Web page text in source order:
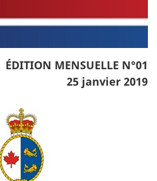
ÉDITION MENSUELLE N°01
25 janvier 2019